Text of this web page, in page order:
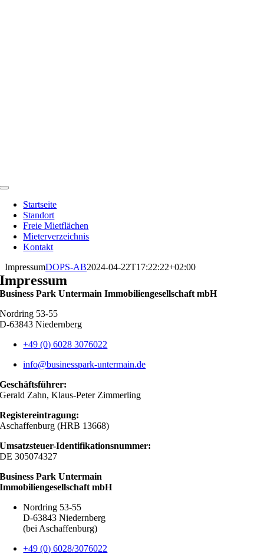
Toggle
NavigationStartseite
Standort
Freie Mietflächen
Mieterverzeichnis
Kontakt
ImpressumDOPS-AB2024-04-22T17:22:22+02:00
Impressum
Business Park Untermain Immobiliengesellschaft mbH
Nordring 53-55
D-63843 Niedernberg
+49 (0) 6028 3076022
info@businesspark-untermain.de
Geschäftsführer:
Gerald Zahn, Klaus-Peter Zimmerling
Registereintragung:
Aschaffenburg (HRB 13668)
Umsatzsteuer-Identifikationsnummer:
DE 305074327
Business Park Untermain
Immobiliengesellschaft mbH
Nordring 53-55
D-63843 Niedernberg
(bei Aschaffenburg)
+49 (0) 6028/3076022